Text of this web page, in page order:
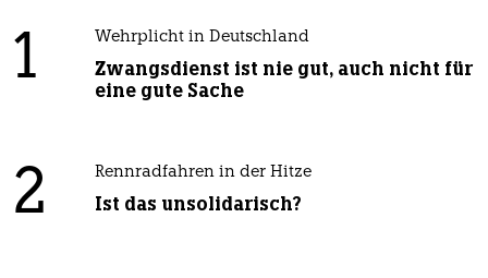
1 Wehrplicht in Deutschland
Zwangsdienst ist nie gut, auch nicht für
eine gute Sache
2 Rennradfahren in der Hitze
Ist das unsolidarisch?